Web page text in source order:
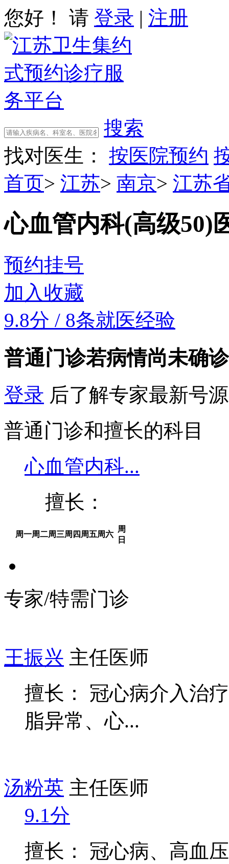
您好！ 请 登录 | 注册
搜索
找对医生：
按医院预约
首页> 江苏> 南京> 江苏
心血管内科(高级50)
预约挂号
加入收藏
9.8分 / 8条就医经验
普通门诊若病情尚未确
登录 后了解专家最新号
普通门诊和擅长的科目
心血管内科...
擅长：
周一周二周三周四 周五周六
周
日
专家/特需门诊
王振兴 主任医师
擅长： 冠心病介入治
脂异常、心...
汤粉英 主任医师
9.1分
擅长： 冠心病、高血